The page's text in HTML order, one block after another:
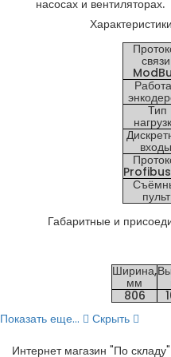
насосах и вентиляторах.
связи
Тип
входы
пульт
Габаритные и
Ширина,
мм
806
Показать еще...
Скрыть
Интернет магазин "По